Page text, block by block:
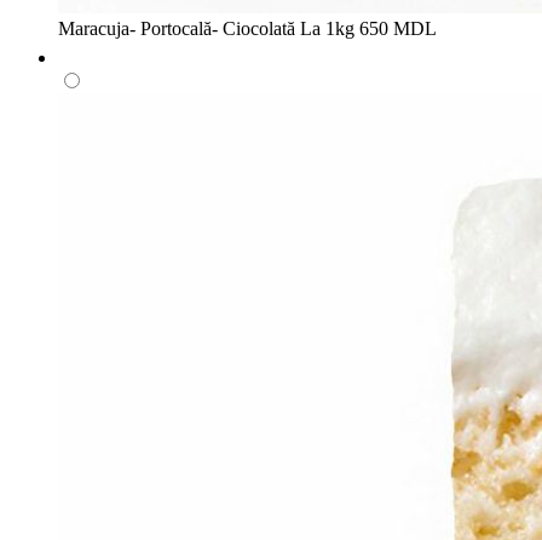
Maracuja- Portocală- Ciocolată La 1kg 650 MDL